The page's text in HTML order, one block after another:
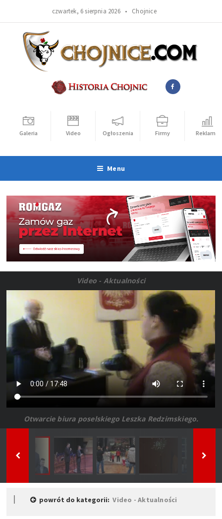
czwartek, 6 sierpnia 2026 • Chojnice
Galeria Video Ogłoszenia Firmy Reklama
Menu
Video - Aktualności
Otwarcie biura poselskiego Leszka Redzimskiego.
powrót do kategorii:Video - Aktualności